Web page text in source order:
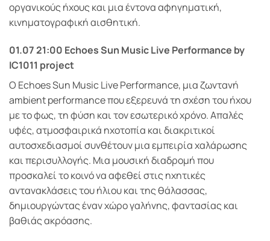
οργανικούς ήχους και μια έντονα αφηγηματική,
κινηματογραφική αισθητική.
01.07 21:00 Echoes Sun Music Live Performance by
IC1011 project
Ο Echoes Sun Music Live Performance, μια ζωντανή
ambient performance που εξερευνά τη σχέση του ήχου
με το φως, τη φύση και τον εσωτερικό χρόνο. Απαλές
υφές, ατμοσφαιρικά ηχοτοπία και διακριτικοί
αυτοσχεδιασμοί συνθέτουν μια εμπειρία χαλάρωσης
και περισυλλογής. Μια μουσική διαδρομή που
προσκαλεί το κοινό να αφεθεί στις ηχητικές
αντανακλάσεις του ήλιου και της θάλασσας,
δημιουργώντας έναν χώρο γαλήνης, φαντασίας και
βαθιάς ακρόασης.